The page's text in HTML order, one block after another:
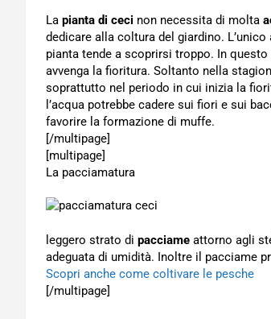
La pianta di ceci non necessita di molta
dedicare alla coltura del giardino.
pianta tende a scoprirsi troppo. In
avvenga la fioritura. Soltanto nella
soprattutto nel periodo in cui inizia la
l’acqua potrebbe cadere sui fiori e sui
favorire la formazione di muffe.
[/multipage]
[multipage]
La pacciamatura
leggero strato di pacciame attorno agli
adeguata di umidità. Inoltre il pacciame
Scopri anche come coltivare le pesche
[/multipage]